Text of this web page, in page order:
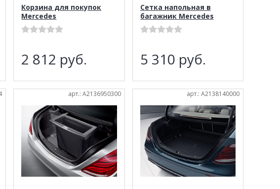
Корзина для покупок
Mercedes
2 812 руб.
Сетка напольная в
багажник Mercedes
5 310 руб.
арт.: A2136950300 арт.: A2138140000